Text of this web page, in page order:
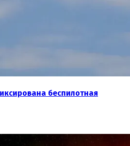
беспилотная